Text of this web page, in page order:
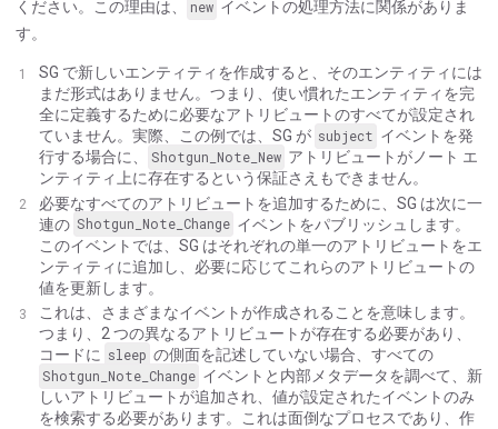
ください。この理由は、 new イベントの処理方法に関係がありま
す。
SG で新しいエンティティを作成すると、そのエンティティには
まだ形式はありません。つまり、使い慣れたエンティティを完
全に定義するために必要なアトリビュートのすべてが設定され
ていません。実際、この例では、SG が subject イベントを発
行する場合に、
Shotgun_Note_New アトリビュートがノート エ
ンティティ上に存在するという保証さえもできません。
必要なすべてのアトリビュートを追加するために、SG は次に一
連の Shotgun_Note_Change イベントをパブリッシュします。
このイベントでは、SG はそれぞれの単一のアトリビュートをエ
ンティティに追加し、必要に応じてこれらのアトリビュートの
値を更新します。
これは、さまざまなイベントが作成されることを意味します。
つまり、2 つの異なるアトリビュートが存在する必要があり、
コードに sleep の側面を記述していない場合、すべての
Shotgun_Note_Change イベントと内部メタデータを調べて、新
しいアトリビュートが追加され、値が設定されたイベントのみ
を検索する必要があります。これは面倒なプロセスであり、作